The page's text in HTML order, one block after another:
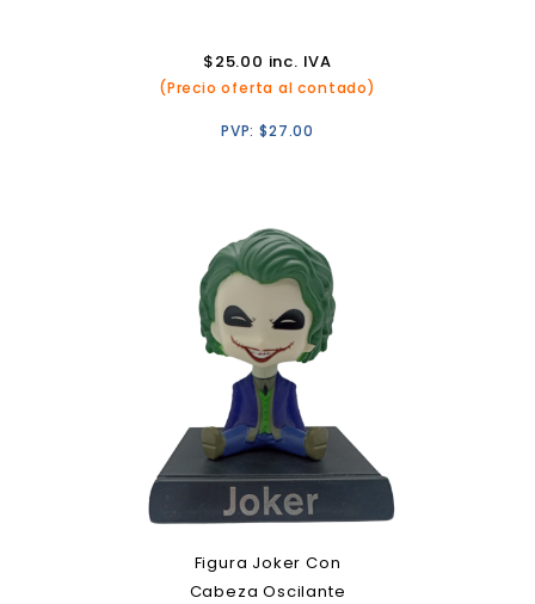
$25.00 inc. IVA
(Precio oferta al contado)
PVP:$27.00
Figura Joker Con
Cabeza Oscilante